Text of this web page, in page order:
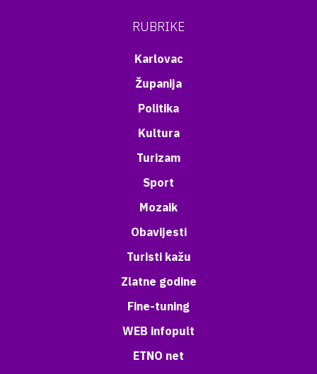
RUBRIKE
Karlovac
Županija
Politika
Kultura
Turizam
Sport
Mozaik
Obavijesti
Turisti kažu
Zlatne godine
Fine-tuning
WEB infopult
ETNO net